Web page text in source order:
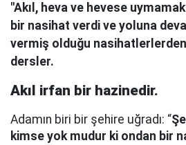
"Akıl, heva ve hevese
bir nasihat verdi ve yoluna
vermiş olduğu
dersler.
Akıl irfan bir hazinedir.
Adamın biri bir şehire uğradı: “
kimse yok mudur ki ondan bir